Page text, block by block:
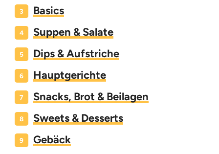
Basics
Suppen & Salate
Dips & Aufstriche
Hauptgerichte
Snacks, Brot & Beilagen
Sweets & Desserts
Gebäck